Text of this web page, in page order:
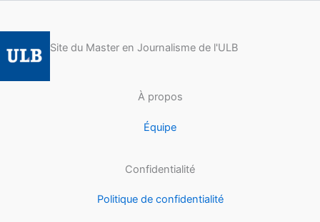
Site du Master en Journalisme de l'ULB
À propos
Équipe
Confidentialité
Politique de confidentialité